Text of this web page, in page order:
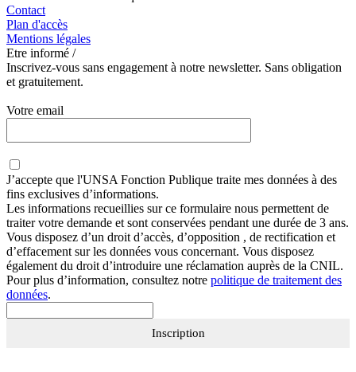
Contact
Plan d'accès
Mentions légales
Etre informé /
Inscrivez-vous sans engagement à notre newsletter. Sans obligation
et gratuitement.
Votre email
J’accepte que l'UNSA Fonction Publique traite mes données à des
fins exclusives d’informations.
Les informations recueillies sur ce formulaire nous permettent de
traiter votre demande et sont conservées pendant une durée de 3 ans.
Vous disposez d’un droit d’accès, d’opposition , de rectification et
d’effacement sur les données vous concernant. Vous disposez
également du droit d’introduire une réclamation auprès de la CNIL.
Pour plus d’information, consultez notre politique de traitement des
données.
Inscription